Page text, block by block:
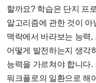
할까요? 학습은 단지 프
알고리즘에 관한 것이
맥락에서 바라보는 능력
어떻게 발전하는지 생각
능력을 가르쳐야 합니다
워크플로의 일환으로 해